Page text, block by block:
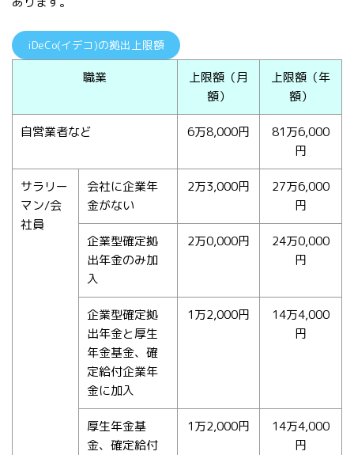
iDeCo(イデコ)の拠出上限額
職業
上限額（月
額）
上限額（年
額）
自営業者など 6万8,000円
81万6,000
円
サラリー
マン/会
社員
会社に企業年
金がない
2万3,000円
27万6,000
円
企業型確定拠
出年金のみ加
入
2万0,000円
24万0,000
円
企業型確定拠
出年金と厚生
年金基金、確
定給付企業年
金に加入
1万2,000円
14万4,000
円
厚生年金基
金、確定給付
1万2,000円
14万4,000
円